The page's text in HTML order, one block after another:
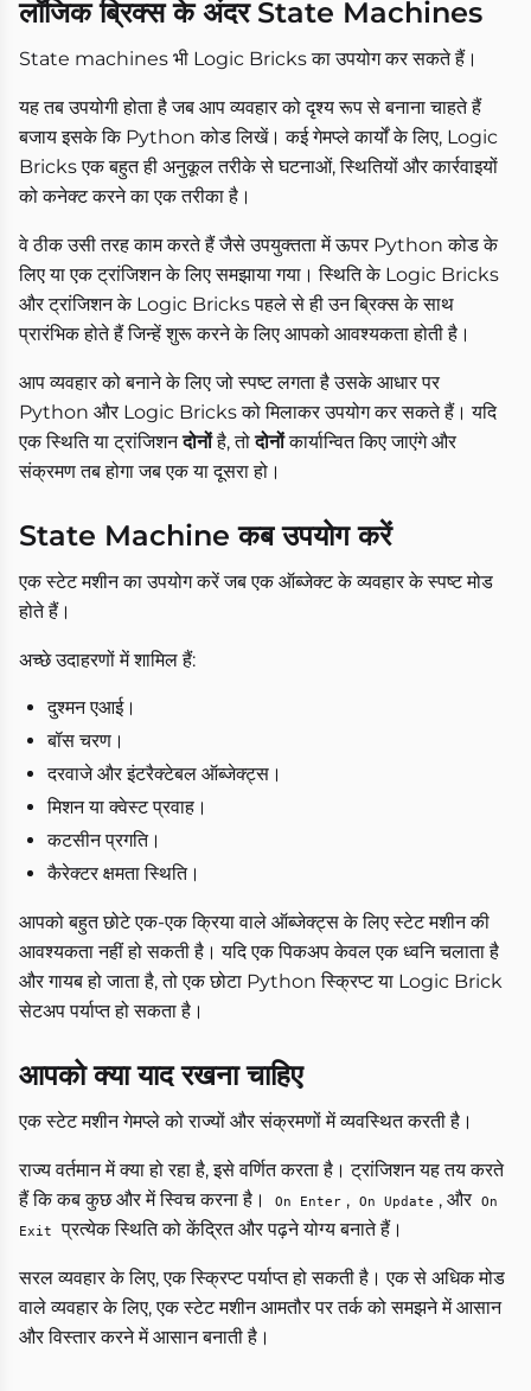
लॉजिक ब्रिक्स के अंदर State Machines
State machines भी Logic Bricks का उपयोग कर सकते हैं।
यह तब उपयोगी होता है जब आप व्यवहार को दृश्य रूप से बनाना चाहते हैं
बजाय इसके कि Python कोड लिखें। कई गेमप्ले कार्यों के लिए, Logic
Bricks एक बहुत ही अनुकूल तरीके से घटनाओं, स्थितियों और कार्रवाइयों
को कनेक्ट करने का एक तरीका है।
वे ठीक उसी तरह काम करते हैं जैसे उपयुक्तता में ऊपर Python कोड के
लिए या एक ट्रांजिशन के लिए समझाया गया। स्थिति के Logic Bricks
और ट्रांजिशन के Logic Bricks पहले से ही उन ब्रिक्स के साथ
प्रारंभिक होते हैं जिन्हें शुरू करने के लिए आपको आवश्यकता होती है।
आप व्यवहार को बनाने के लिए जो स्पष्ट लगता है उसके आधार पर
Python और Logic Bricks को मिलाकर उपयोग कर सकते हैं। यदि
एक स्थिति या ट्रांजिशनदोनोंहै, तोदोनोंकार्यान्वित किए जाएंगे और
संक्रमण तब होगा जब एक या दूसरा हो।
State Machine कब उपयोग करें
एक स्टेट मशीन का उपयोग करें जब एक ऑब्जेक्ट के व्यवहार के स्पष्ट मोड
होते हैं।
अच्छे उदाहरणों में शामिल हैं:
दुश्मन एआई।
बॉस चरण।
दरवाजे और इंटरैक्टेबल ऑब्जेक्ट्स।
मिशन या क्वेस्ट प्रवाह।
कटसीन प्रगति।
कैरेक्टर क्षमता स्थिति।
आपको बहुत छोटे एक-एक क्रिया वाले ऑब्जेक्ट्स के लिए स्टेट मशीन की
आवश्यकता नहीं हो सकती है। यदि एक पिकअप केवल एक ध्वनि चलाता है
और गायब हो जाता है, तो एक छोटा Python स्क्रिप्ट या Logic Brick
सेटअप पर्याप्त हो सकता है।
आपको क्या याद रखना चाहिए
एक स्टेट मशीन गेमप्ले को राज्यों और संक्रमणों में व्यवस्थित करती है।
राज्य वर्तमान में क्या हो रहा है, इसे वर्णित करता है। ट्रांजिशन यह तय करते
हैं कि कब कुछ और में स्विच करना है।
On Enter , On Update , और On
Exit प्रत्येक स्थिति को केंद्रित और पढ़ने योग्य बनाते हैं।
सरल व्यवहार के लिए, एक स्क्रिप्ट पर्याप्त हो सकती है। एक से अधिक मोड
वाले व्यवहार के लिए, एक स्टेट मशीन आमतौर पर तर्क को समझने में आसान
और विस्तार करने में आसान बनाती है।